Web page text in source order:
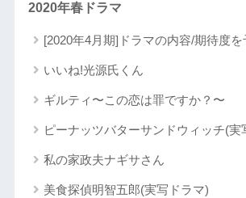
2020年春ドラマ
[2020年4月期]ドラマの内容/期待度を
いいね!光源氏くん
ギルティ〜この恋は罪ですか？〜
ピーナッツバターサンドウィッチ(実
私の家政夫ナギサさん
美食探偵明智五郎(実写ドラマ)